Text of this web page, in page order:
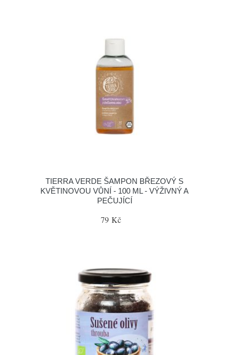
TIERRA VERDE ŠAMPON BŘEZOVÝ S
KVĚTINOVOU VŮNÍ - 100 ML - VÝŽIVNÝ A
PEČUJÍCÍ
79 Kč